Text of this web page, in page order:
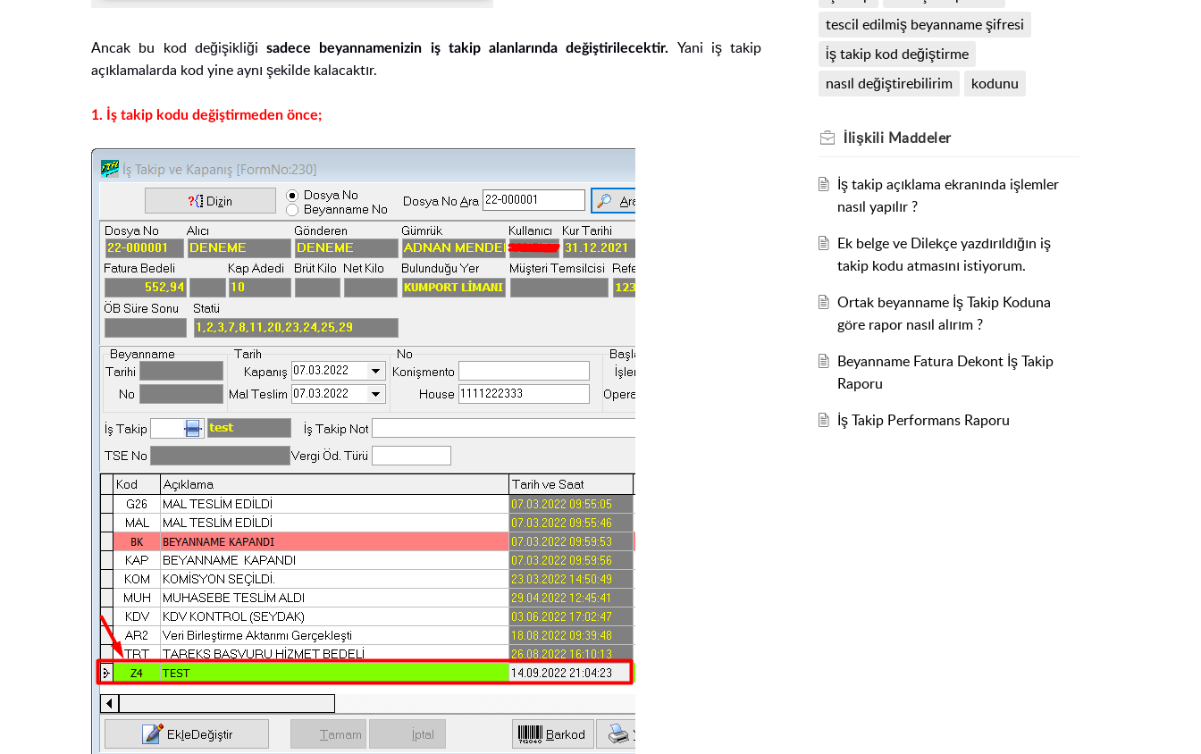
Ancak bu kod değişikliği sadece beyannamenizin iş takip alanlarında değiştirilecektir.
Yani iş takip
açıklamalarda kod yine aynı şekilde kalacaktır.
1. İş takip kodu değiştirmeden önce;
tescil edilmiş beyanname şifresi
i̇ş takip kod değiştirme
nasıl değiştirebilirim
kodunu
İlişkili Maddeler
İş takip açıklama ekranında işlemler
nasıl yapılır ?
Ek belge ve Dilekçe yazdırıldığın iş
takip kodu atmasını istiyorum.
Ortak beyanname İş Takip Koduna
göre rapor nasıl alırım ?
Beyanname Fatura Dekont İş Takip
Raporu
İş Takip Performans Raporu